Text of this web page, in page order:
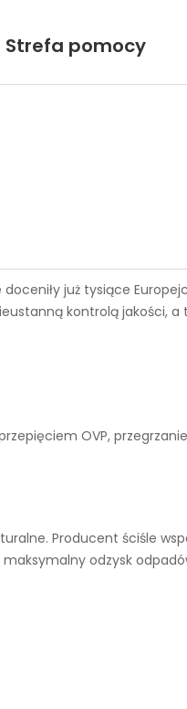
Strefa pomocy
doceniły już tysiące
kontrolą jakości,
OVP,
Producent ściśle
odzysk